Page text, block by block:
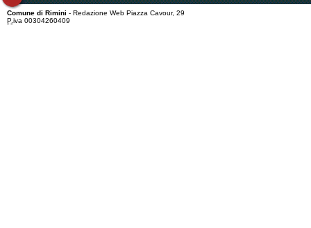
Comune di Rimini - Redazione Web Piazza Cavour, 29
P.iva 00304260409